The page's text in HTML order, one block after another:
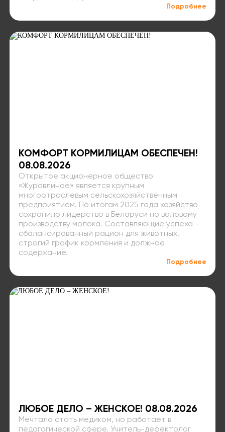
Подробнее
КОМФОРТ КОРМИЛИЦАМ ОБЕСПЕЧЕН!
08.08.2026
Открытое акционерное общество
«Журавлиное» является крупным
многоотраслевым сельскохозяйственным
предприятием. По итогам 2025 года хозяйство
сохранило лидерство в Беларуси по валовому
производству молока. Составляющие успеха –
сбалансированный рацион для животных,
строгий график кормления и должное
содержание.
Подробнее
ЛЮБОЕ ДЕЛО – ЖЕНСКОЕ! 08.08.2026
Мечтала стать медиком, но работает в
педагогической сфере. Учитель-дефектолог